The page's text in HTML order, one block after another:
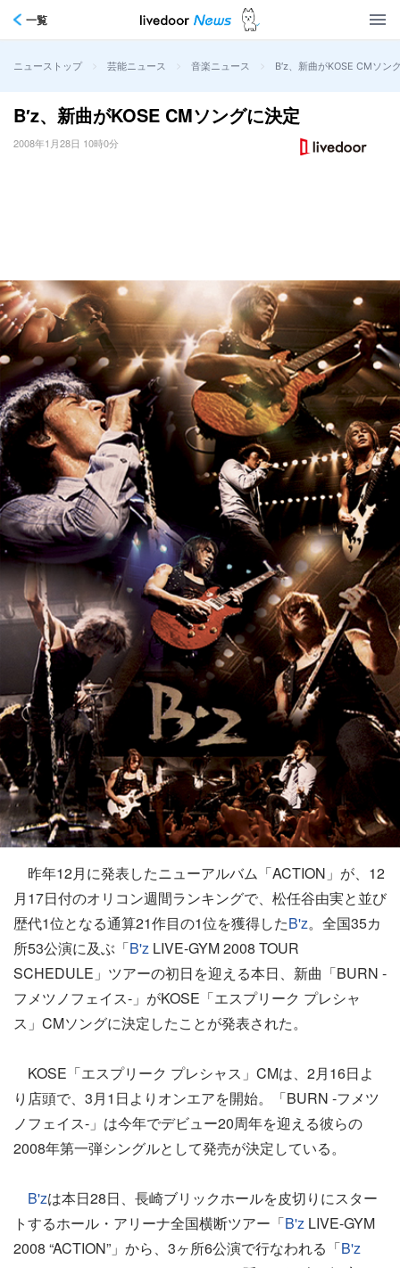
一覧
ニューストップ > 芸能ニュース > 音楽ニュース > B′z、新曲がKOSE CMソン
B′z、新曲がKOSE CMソングに決定
2008年1月28日 10時0分
昨年12月に発表したニューアルバム「ACTION」が、12
月17日付のオリコン週間ランキングで、松任谷由実と並び
歴代1位となる通算21作目の1位を獲得したB'z。全国35カ
所53公演に及ぶ「B'z LIVE-GYM 2008 TOUR
SCHEDULE」ツアーの初日を迎える本日、新曲「BURN ‐
フメツノフェイス‐」がKOSE「エスプリーク プレシャ
ス」CMソングに決定したことが発表された。
KOSE「エスプリーク プレシャス」CMは、2月16日よ
り店頭で、3月1日よりオンエアを開始。「BURN ‐フメツ
ノフェイス‐」は今年でデビュー20周年を迎える彼らの
2008年第一弾シングルとして発売が決定している。
B'zは本日28日、長崎ブリックホールを皮切りにスター
トするホール・アリーナ全国横断ツアー「B'z LIVE-GYM
2008 “ACTION”」から、3ヶ所6公演で行なわれる「B'z